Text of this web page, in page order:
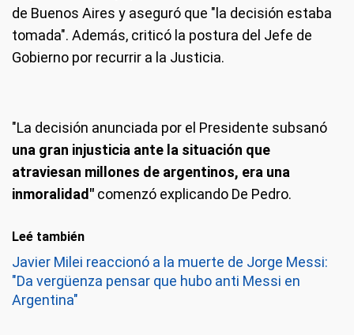
de Buenos Aires y aseguró que "la decisión estaba
tomada". Además, criticó la postura del Jefe de
Gobierno por recurrir a la Justicia.
"La decisión anunciada por el Presidente subsanó
una gran injusticia ante la situación que
atraviesan millones de argentinos, era una
inmoralidad" comenzó explicando De Pedro.
Leé también
Javier Milei reaccionó a la muerte de Jorge Messi:
"Da vergüenza pensar que hubo anti Messi en
Argentina"